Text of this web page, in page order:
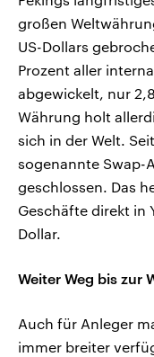
großen
US-Dollars
Prozent aller
abgewickelt, nur
Währung holt
sich in der Welt.
sogenannte Swap-
geschlossen. Das
Geschäfte direkt in
Dollar.
Weiter Weg bis zur
Auch für Anleger
immer breiter